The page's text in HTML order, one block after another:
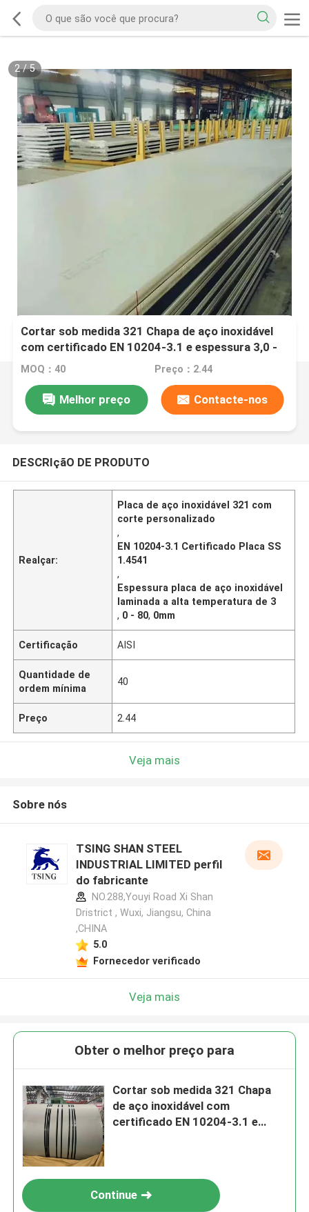
2/5
Cortar sob medida 321 Chapa de aço inoxidável
com certificado EN 10204-3.1 e espessura 3,0 -
80,0 mm
MOQ：40 Preço：2.44
Melhor preço Contacte-nos
DESCRIçãO DE PRODUTO
Realçar:
Placa de aço inoxidável 321 com
corte personalizado
,
EN 10204-3.1 Certificado Placa SS
1.4541
,
Espessura placa de aço inoxidável
laminada a alta temperatura de 3
, 0 - 80, 0mm
Certificação AISI
Quantidade de
ordem mínima
40
Preço 2.44
Veja mais
Sobre nós
TSING SHAN STEEL
INDUSTRIAL LIMITED perfil
do fabricante
NO.288,Youyi Road Xi Shan
Dristrict , Wuxi, Jiangsu, China
,CHINA
5.0
Fornecedor verificado
Veja mais
Obter o melhor preço para
Cortar sob medida 321 Chapa
de aço inoxidável com
certificado EN 10204-3.1 e
Continue